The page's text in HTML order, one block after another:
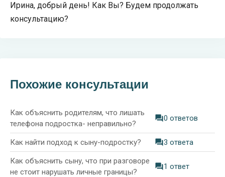
Ирина, добрый день! Как Вы? Будем продолжать
консультацию?
Похожие консультации
Как объяснить родителям, что лишать
телефона подростка- неправильно?
0 ответов
Как найти подход к сыну-подростку? 3 ответа
Как объяснить сыну, что при разговоре
не стоит нарушать личные границы?
1 ответ